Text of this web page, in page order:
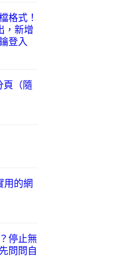
格式！
，新增
登入
頁（隨
用的網
停止無
問問自